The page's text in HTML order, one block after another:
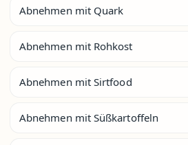
Abnehmen mit Quark
Abnehmen mit Rohkost
Abnehmen mit Sirtfood
Abnehmen mit Süßkartoffeln